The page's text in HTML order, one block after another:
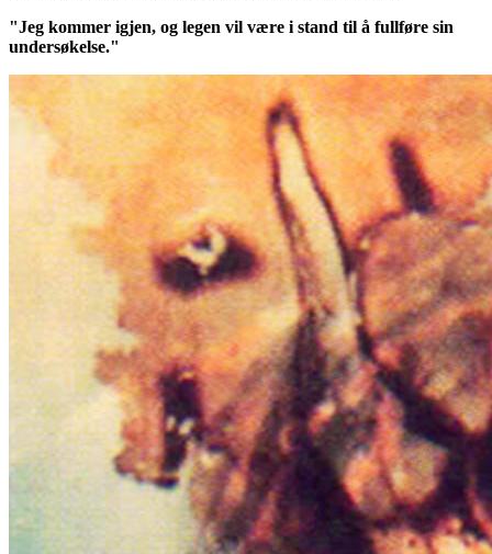
"Jeg kommer igjen, og legen vil være i stand til å fullføre sin
undersøkelse."